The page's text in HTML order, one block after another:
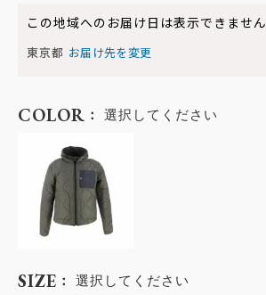
この地域へのお届け日は表示できません
東京都 お届け先を変更
SIZE 選択してください
COLOR 選択してください